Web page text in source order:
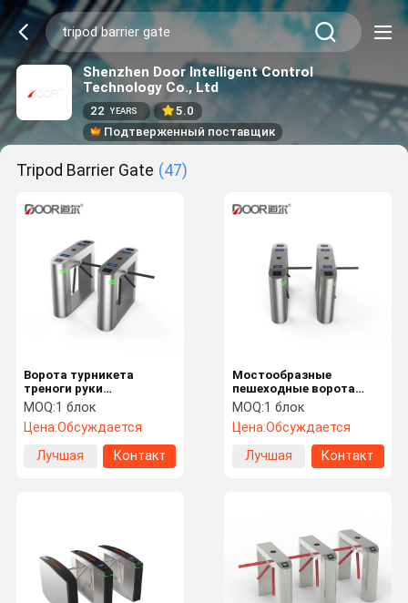
Shenzhen Door Intelligent Control
Technology Co., Ltd
22 YEARS
5.0
Подтверженный поставщик
Tripod Barrier Gate (47)
Ворота турникета
треноги руки
управления доступом 3
с системой читателя
карты для спортзала
MOQ:1 блок
Цена:Обсуждается
Лучшая
Контакт
Мостообразные
пешеходные ворота
барьера турникета
треноги прочные 304 с
RFID
MOQ:1 блок
Цена:Обсуждается
Лучшая
Контакт